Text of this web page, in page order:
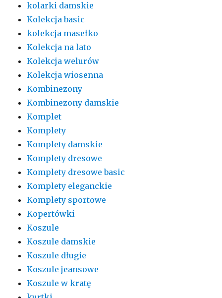
kolarki damskie
Kolekcja basic
kolekcja masełko
Kolekcja na lato
Kolekcja welurów
Kolekcja wiosenna
Kombinezony
Kombinezony damskie
Komplet
Komplety
Komplety damskie
Komplety dresowe
Komplety dresowe basic
Komplety eleganckie
Komplety sportowe
Kopertówki
Koszule
Koszule damskie
Koszule długie
Koszule jeansowe
Koszule w kratę